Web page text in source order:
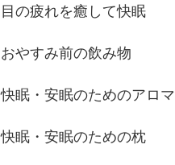
目の疲れを癒して快眠
おやすみ前の飲み物
快眠・安眠のためのアロマ
快眠・安眠のための枕